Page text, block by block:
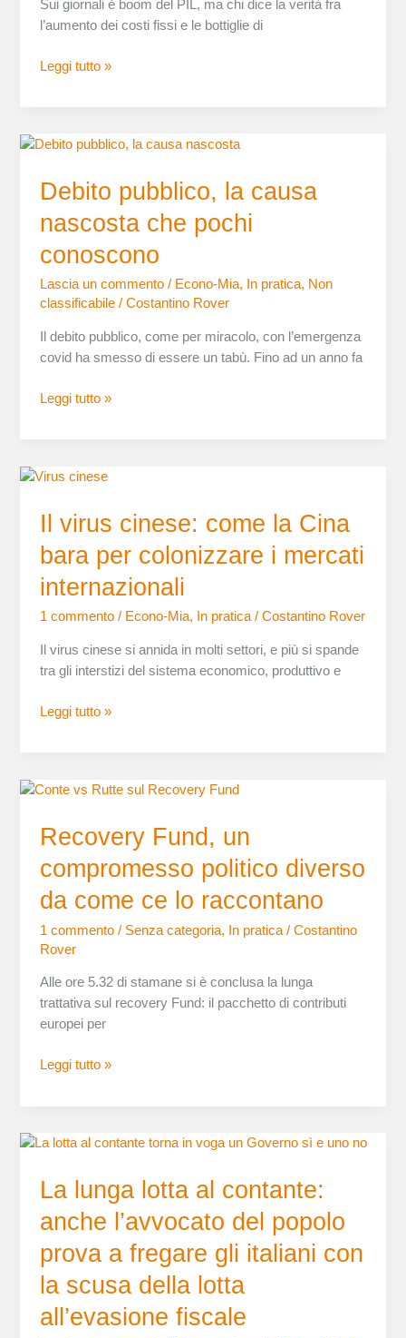
Sui giornali è boom del PIL, ma chi dice la verità fra
l’aumento dei costi fissi e le bottiglie di
sui
giornali
frigoriferi
7
Leggi tutto »
Debito pubblico, la causa
nascosta che pochi
conoscono
Lascia un commento / Econo-Mia, In pratica, Non
classificabile /Costantino Rover
Il debito pubblico, come per miracolo, con l’emergenza
covid ha smesso di essere un tabù. Fino ad un anno fa
Debito
la
nascosta
che
pochi
conoscono
Leggi tutto »
Il virus cinese: come la Cina
bara per colonizzare i mercati
internazionali
1 commento / Econo-Mia, In pratica/Costantino Rover
Il virus cinese si annida in molti settori, e più si spande
tra gli interstizi del sistema economico, produttivo e
Il
cinese:
la
Cina
bara
per
colonizzare
i
internazionali
Leggi tutto »
Recovery Fund, un
compromesso politico diverso
da come ce lo raccontano
1 commento / Senza categoria, In pratica /Costantino
Rover
Alle ore 5.32 di stamane si è conclusa la lunga
trattativa sul recovery Fund: il pacchetto di contributi
europei per
Recovery
un
politico
diverso
come
ce
lo
raccontano
Leggi tutto »
La lunga lotta al contante:
anche l’avvocato del popolo
prova a fregare gli italiani con
la scusa della lotta
all’evasione fiscale
La
lotta
contante:
anche
l’avvocato
del
popolo
prova